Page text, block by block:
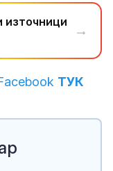
източници
→
ТУК